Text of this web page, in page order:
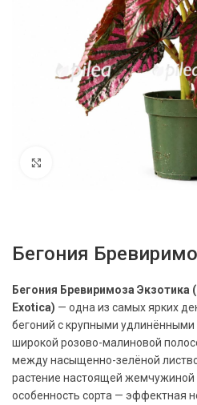
Нажмите, чтобы
Бегония
Бегония Бревиримоза Экзотика
Exotica) — одна из самых ярких
бегоний с крупными
широкой розово-малиновой
между насыщенно-зелёной
растение настоящей жемчужиной
особенность сорта — эффектная